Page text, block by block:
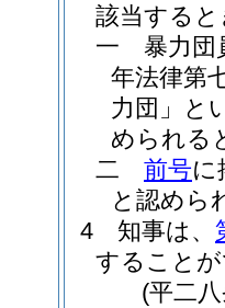
該当する
一
暴力団
年法律第
力団」と
められる
二
前号に
と認めら
4
知事は、
すること
(平二